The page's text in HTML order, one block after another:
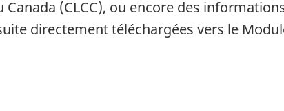
(CLCC), ou encore des
directement téléchargées vers le